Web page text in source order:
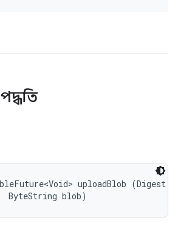
uploadBlob (Digest
ByteString blob)